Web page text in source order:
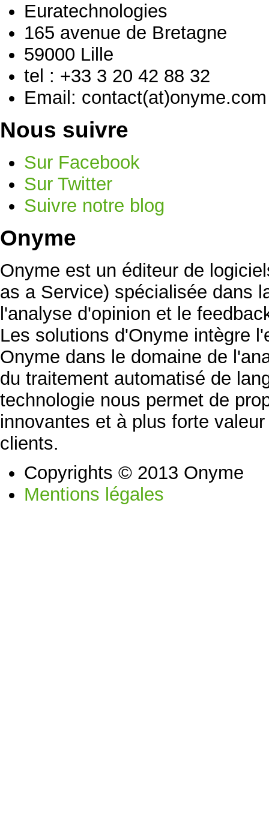
Euratechnologies
165 avenue de Bretagne
59000 Lille
tel : +33 3 20 42 88 32
Email: contact(at)onyme.com
Nous suivre
Sur Facebook
Sur Twitter
Suivre notre blog
Onyme
Onyme est un éditeur de
as a Service) spécialisée dans
l'analyse d'opinion et le
Les solutions d'Onyme intègre
Onyme dans le domaine de
du traitement automatisé de
technologie nous permet de
innovantes et à plus forte
clients.
Copyrights © 2013 Onyme
Mentions légales